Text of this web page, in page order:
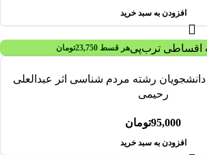
افزودن به سبد خرید
هر قسط 23,750تومان
رشته مردم شناسی اثر عبدالعلی
رحیمی
95,000تومان
افزودن به سبد خرید